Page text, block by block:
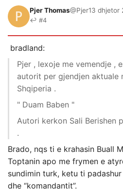
Pjer Thomas@Pjer13 dhjetor
↩ #4
bradland:
Pjer , lexoje me vemendje ,
autorit per gjendjen aktuale
Shqiperia .
" Duam Baben "
Autori kerkon Sali Berishen
.
Brado, nqs ti e krahasin Buall
Toptanin apo me frymen e
sundimin turk, ketu ti
dhe “komandantit”.